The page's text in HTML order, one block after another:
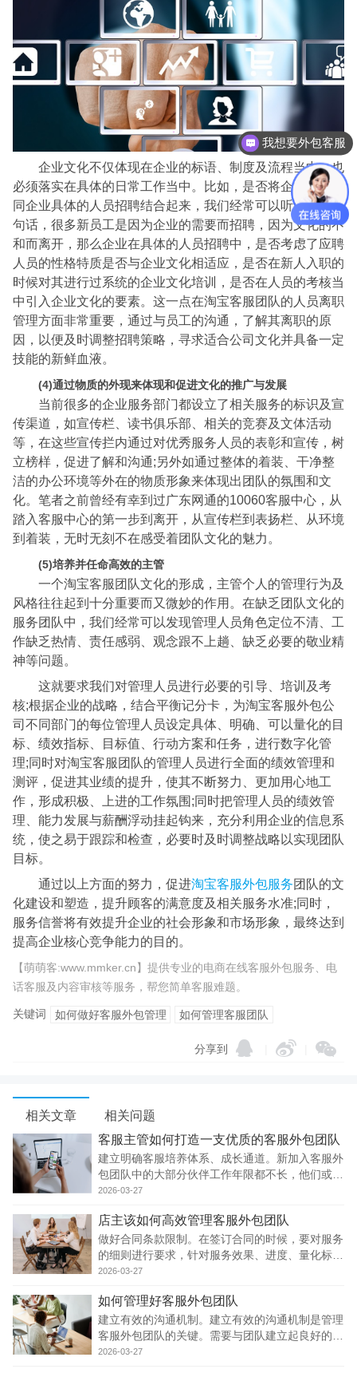
企业文化不仅体现在企业的标语、制度及流程当中，也
必须落实在具体的日常工作当中。比如，是否将企业的文化
同企业具体的人员招聘结合起来，我们经常可以听到这样一
句话，很多新员工是因为企业的需要而招聘，因为文化的不
和而离开，那么企业在具体的人员招聘中，是否考虑了应聘
人员的性格特质是否与企业文化相适应，是否在新人入职的
时候对其进行过系统的企业文化培训，是否在人员的考核当
中引入企业文化的要素。这一点在淘宝客服团队的人员离职
管理方面非常重要，通过与员工的沟通，了解其离职的原
因，以便及时调整招聘策略，寻求适合公司文化并具备一定
技能的新鲜血液。
(4)通过物质的外现来体现和促进文化的推广与发展
当前很多的企业服务部门都设立了相关服务的标识及宣
传渠道，如宣传栏、读书俱乐部、相关的竞赛及文体活动
等，在这些宣传拦内通过对优秀服务人员的表彰和宣传，树
立榜样，促进了解和沟通;另外如通过整体的着装、干净整
洁的办公环境等外在的物质形象来体现出团队的氛围和文
化。笔者之前曾经有幸到过广东网通的10060客服中心，从
踏入客服中心的第一步到离开，从宣传栏到表扬栏、从环境
到着装，无时无刻不在感受着团队文化的魅力。
(5)培养并任命高效的主管
一个淘宝客服团队文化的形成，主管个人的管理行为及
风格往往起到十分重要而又微妙的作用。在缺乏团队文化的
服务团队中，我们经常可以发现管理人员角色定位不清、工
作缺乏热情、责任感弱、观念跟不上趟、缺乏必要的敬业精
神等问题。
这就要求我们对管理人员进行必要的引导、培训及考
核;根据企业的战略，结合平衡记分卡，为淘宝客服外包公
司不同部门的每位管理人员设定具体、明确、可以量化的目
标、绩效指标、目标值、行动方案和任务，进行数字化管
理;同时对淘宝客服团队的管理人员进行全面的绩效管理和
测评，促进其业绩的提升，使其不断努力、更加用心地工
作，形成积极、上进的工作氛围;同时把管理人员的绩效管
理、能力发展与薪酬浮动挂起钩来，充分利用企业的信息系
统，使之易于跟踪和检查，必要时及时调整战略以实现团队
目标。
通过以上方面的努力，促进淘宝客服外包服务团队的文
化建设和塑造，提升顾客的满意度及相关服务水准;同时，
服务信誉将有效提升企业的社会形象和市场形象，最终达到
提高企业核心竞争能力的目的。
【萌萌客:www.mmker.cn】提供专业的电商在线客服外包服务、电
话客服及内容审核等服务，帮您简单客服难题。
关键词 如何做好客服外包管理 如何管理客服团队
分享到
相关文章
相关问题
客服主管如何打造一支优质的客服外包团队
建立明确客服培养体系、成长通道。新加入客服外
包团队中的大部分伙伴工作年限都不长，他们或是
刚毕业不久，或是刚刚进入这个行业。所以当有新
发展渠道或路径，应该让新员工有接触公司其它工
作
2026-03-27
店主该如何高效管理客服外包团队
做好合同条款限制。在签订合同的时候，要对服务
的细则进行要求，针对服务效果、进度、量化标准
都要有相应的明确陈述，在后期考核的时候才便于
2026-03-27
如何管理好客服外包团队
建立有效的沟通机制。建立有效的沟通机制是管理
客服外包团队的关键。需要与团队建立起良好的沟
通，定期开展团队会议和交流活动，及时了解客服
2026-03-27
我想要外包客服
客服外包免费试用